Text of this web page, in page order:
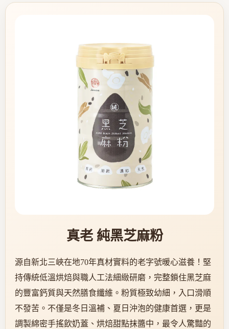
真老 純黑芝麻粉
源自新北三峽在地70年真材實料的老字號暖心滋養！堅
持傳統低溫烘焙與職人工法細緻研磨，完整鎖住黑芝麻
的豐富鈣質與天然膳食纖維。粉質極致幼細，入口滑順
不發苦。不僅是冬日溫補、夏日沖泡的健康首選，更是
調製綿密手搖飲奶蓋、烘焙甜點抹醬中，最令人驚豔的